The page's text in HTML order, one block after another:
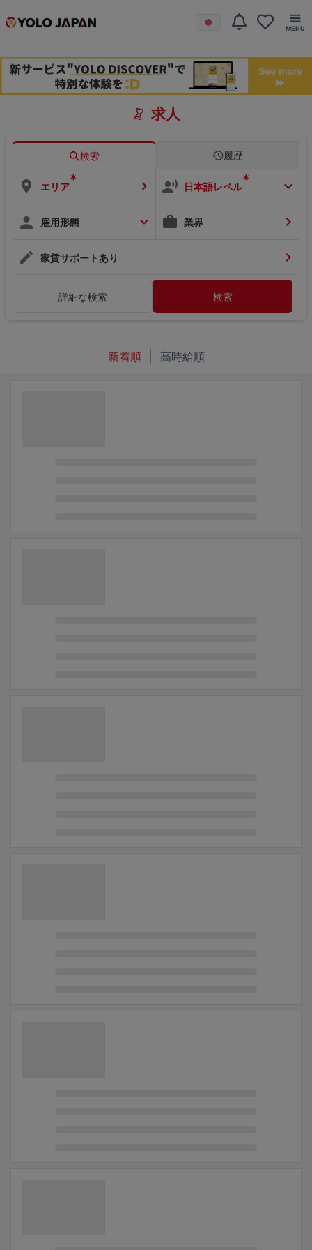
求人
検索 履歴
エリア* 日本語レベル*
雇用形態 業界
家賃サポートあり
詳細な検索 検索
新着順 高時給順